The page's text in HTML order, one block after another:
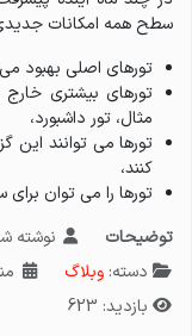
سطح همه امکانات
تورهای اصلی بهبود
تورهای بیشتری
مثال، تور داشبورد،
تورها می توانند این
کنند،
تورها را می توان
توضیحات
نوشته
دسته:وبلاگ
بازدید: 623